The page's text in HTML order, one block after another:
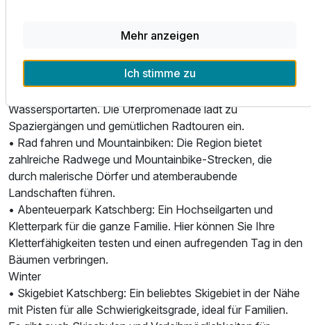
und kristallklaren Bächen. Ideal für Wanderungen,
Picknicks und Naturbeobachtungen.
• Millstätter See: Ein wunderschöner See, perfekt für
Wassersportarten. Die Uferpromenade lädt zu
Spaziergängen und gemütlichen Radtouren ein.
• Rad fahren und Mountainbiken: Die Region bietet
zahlreiche Radwege und Mountainbike-Strecken, die
durch malerische Dörfer und atemberaubende
Landschaften führen.
• Abenteuerpark Katschberg: Ein Hochseilgarten und
Kletterpark für die ganze Familie. Hier können Sie Ihre
Kletterfähigkeiten testen und einen aufregenden Tag in den
Bäumen verbringen.
Winter
• Skigebiet Katschberg: Ein beliebtes Skigebiet in der Nähe
mit Pisten für alle Schwierigkeitsgrade, ideal für Familien.
Mehr anzeigen
Ich stimme zu